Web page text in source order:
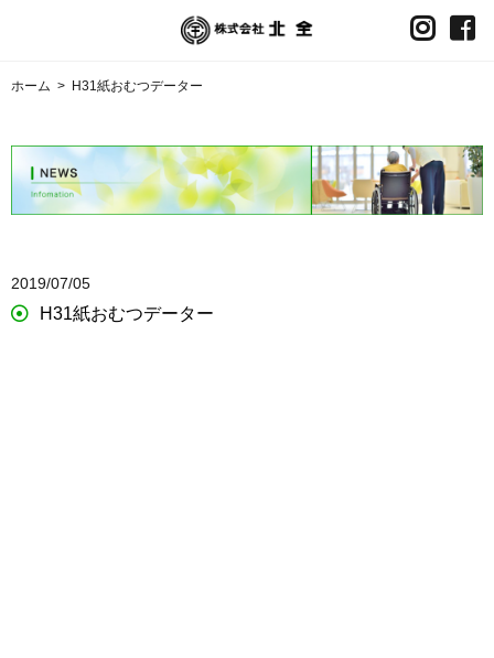
ホーム > H31紙おむつデーター
2019/07/05
H31紙おむつデーター